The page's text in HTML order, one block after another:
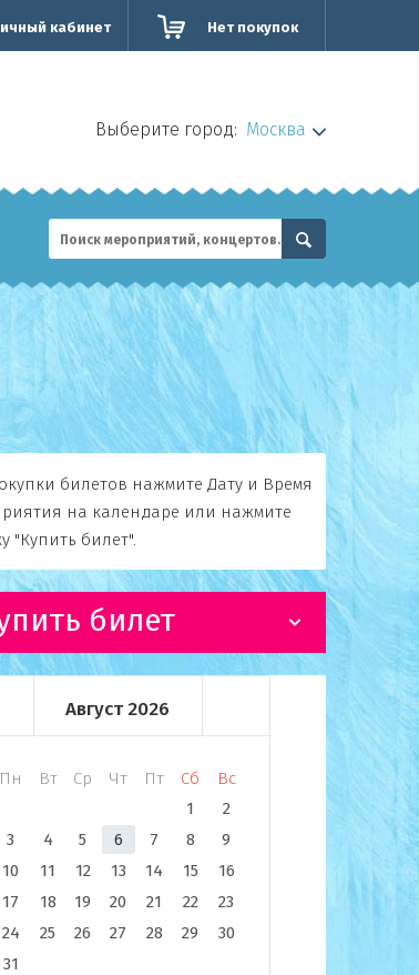
кабинет Нет покупок
Выберите город: Москва
билетов нажмите Дату и Время
на календаре или нажмите
"Купить билет".
билет
Август 2026
Пн Вт Ср Чт Пт Сб
Вс
1
2
3
4 5 6 7 8
9
10
11 12 13 14 15
16
17
18 19 20 21 22
23
24
25 26 27 28 29
30
31